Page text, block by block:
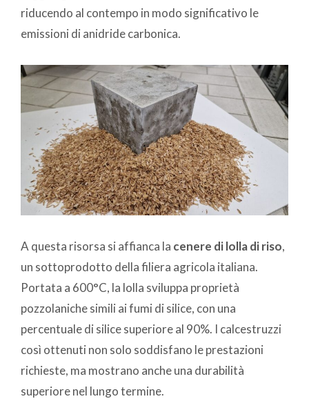
riducendo al contempo in modo significativo le
emissioni di anidride carbonica.
A questa risorsa si affianca la cenere di lolla di riso,
un sottoprodotto della filiera agricola italiana.
Portata a 600°C, la lolla sviluppa proprietà
pozzolaniche simili ai fumi di silice, con una
percentuale di silice superiore al 90%. I calcestruzzi
così ottenuti non solo soddisfano le prestazioni
richieste, ma mostrano anche una durabilità
superiore nel lungo termine.